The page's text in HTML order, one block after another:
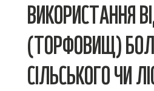
ВИКОРИСТАННЯ
(ТОРФОВИЩ)
СІЛЬСЬКОГО ЧИ